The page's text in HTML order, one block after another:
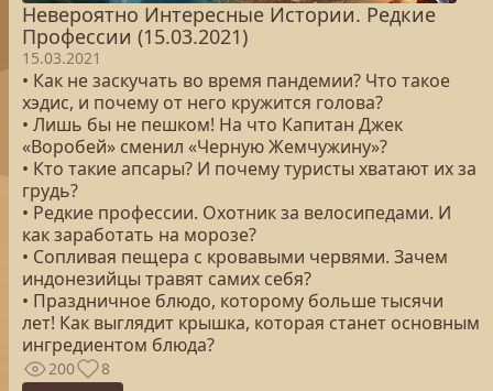
Невероятно Интересные Истории. Редкие
Профессии (15.03.2021)
15.03.2021
• Как не заскучать во время пандемии? Что такое
хэдис, и почему от него кружится голова?
• Лишь бы не пешком! На что Капитан Джек
«Воробей» сменил «Черную Жемчужину»?
• Кто такие апсары? И почему туристы хватают их за
грудь?
• Редкие профессии. Охотник за велосипедами. И
как заработать на морозе?
• Сопливая пещера с кровавыми червями. Зачем
индонезийцы травят самих себя?
• Праздничное блюдо, которому больше тысячи
лет! Как выглядит крышка, которая станет основным
ингредиентом блюда?
200 8